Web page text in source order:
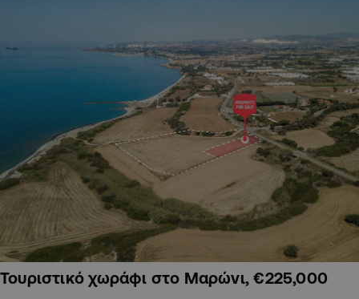
Τουριστικό χωράφι στο Μαρώνι, €225,000